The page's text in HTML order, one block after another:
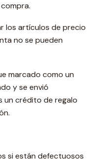
los artículos de precio
no se pueden
marcado como un
y se envió
un crédito de regalo
si están defectuosos